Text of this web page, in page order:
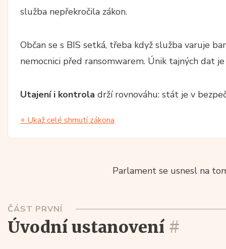
služba nepřekročila zákon.
Občan se s BIS setká, třeba když služba varuje
nemocnici před ransomwarem. Únik tajných dat
Utajení i kontrola drží rovnováhu: stát je v
+ Ukaž celé shrnutí zákona
Parlament se usnesl na
ČÁST PRVNÍ
úvodní ustanovení #